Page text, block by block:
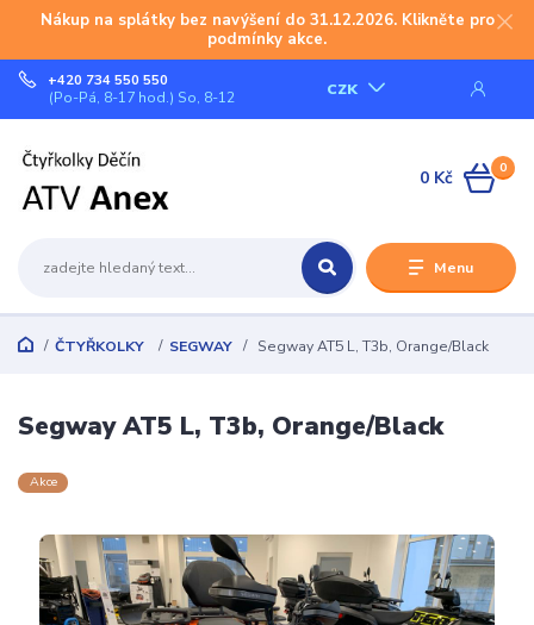
Nákup na splátky bez navýšení do 31.12.2026. Klikněte pro
podmínky akce.
Menu
CZK
+420 734 550 550
(Po-Pá, 8-17 hod.) So, 8-12
0
0 Kč
ČTYŘKOLKY SEGWAY Segway AT5 L, T3b, Orange/Black
Segway AT5 L, T3b, Orange/Black
Akce